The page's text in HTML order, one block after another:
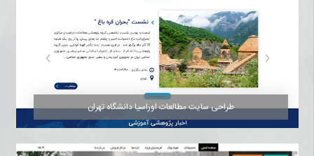
طراحی سایت مطالعات اوراسیا دانشگاه تهران